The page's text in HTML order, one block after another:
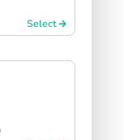
Select